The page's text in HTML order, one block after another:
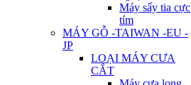
Máy sấy tia cực
tím
MÁY GỖ -TAIWAN -EU -
JP
LOẠI MÁY CƯA
CẮT